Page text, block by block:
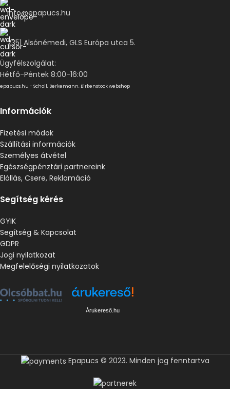
info@epapucs.hu
2351 Alsónémedi, GLS Európa utca 5.
Ügyfélszolgálat:
Hétfő-Péntek 8:00-16:00
epapucs.hu - Scholl, Berkemann, Birkenstock webshop
Információk
Fizetési módok
Szállítási információk
Személyes átvétel
Egészségpénztári partnereink
Elállás, Csere, Reklamáció
Segítség kérés
GYIK
Segítség & Kapcsolat
GDPR
Jogi nyilatkozat
Megfelelőségi nyilatkozatok
Árukereső.hu
Epapucs © 2023. Minden jog fenntartva